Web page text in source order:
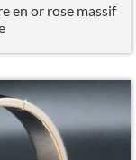
en or rose massif